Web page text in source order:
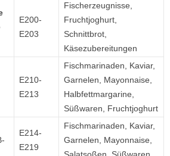
E200-
E203
Fischerzeugnisse,
Fruchtjoghurt,
Schnittbrot,
Käsezubereitungen
E210-
E213
Fischmarinaden, Kaviar,
Garnelen, Mayonnaise,
Halbfettmargarine,
Süßwaren, Fruchtjoghurt
E214-
E219
Fischmarinaden, Kaviar,
Garnelen, Mayonnaise,